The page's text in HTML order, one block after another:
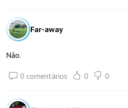
Far-away
Não.
0 comentários 0 0